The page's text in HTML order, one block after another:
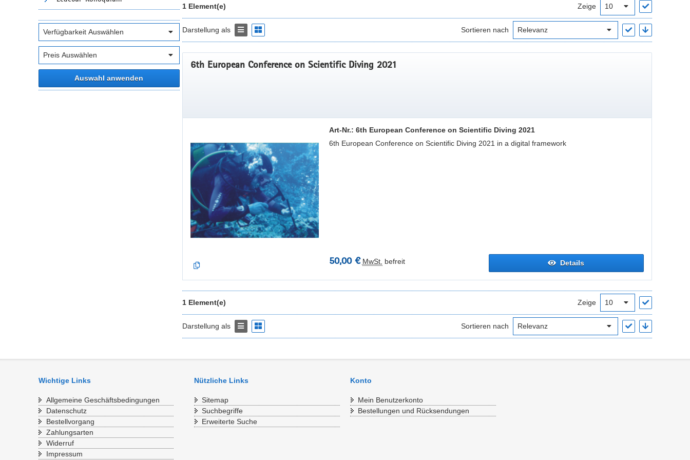
Auswahl anwenden
1 Element(e) Zeige
Darstellung als Sortieren nach
6th European Conference on Scientific Diving 2021
Art-Nr.: 6th European Conference on Scientific Diving 2021
6th European Conference on Scientific Diving 2021 in a digital framework
50,00 € MwSt. befreit Details
1 Element(e) Zeige
Darstellung als Sortieren nach
Wichtige Links
Allgemeine Geschäftsbedingungen
Datenschutz
Bestellvorgang
Zahlungsarten
Widerruf
Impressum
Nützliche Links
Sitemap
Suchbegriffe
Erweiterte Suche
Konto
Mein Benutzerkonto
Bestellungen und Rücksendungen